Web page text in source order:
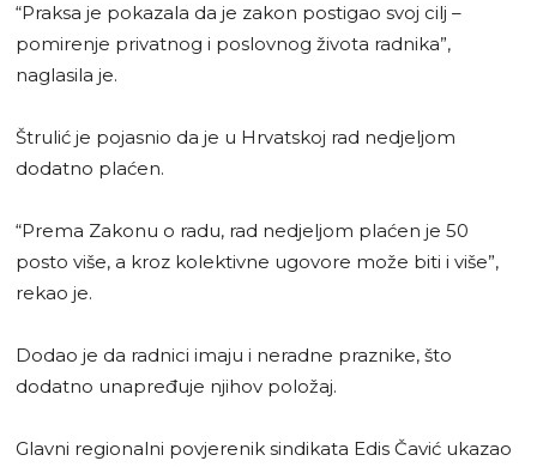
“Praksa je pokazala da je zakon postigao svoj cilj –
pomirenje privatnog i poslovnog života radnika”,
naglasila je.
Štrulić je pojasnio da je u Hrvatskoj rad nedjeljom
dodatno plaćen.
“Prema Zakonu o radu, rad nedjeljom plaćen je 50
posto više, a kroz kolektivne ugovore može biti i više”,
rekao je.
Dodao je da radnici imaju i neradne praznike, što
dodatno unapređuje njihov položaj.
Glavni regionalni povjerenik sindikata Edis Čavić ukazao